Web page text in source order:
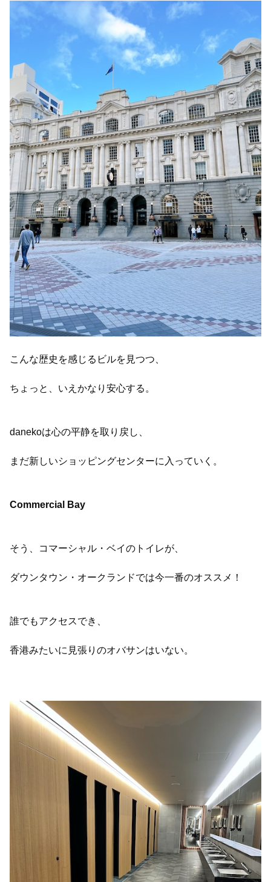
こんな歴史を感じるビルを見つつ、
ちょっと、いえかなり安心する。
danekoは心の平静を取り戻し、
まだ新しいショッピングセンターに入っていく。
Commercial Bay
そう、コマーシャル・ベイのトイレが、
ダウンタウン・オークランドでは今一番のオススメ！
誰でもアクセスでき、
香港みたいに見張りのオバサンはいない。